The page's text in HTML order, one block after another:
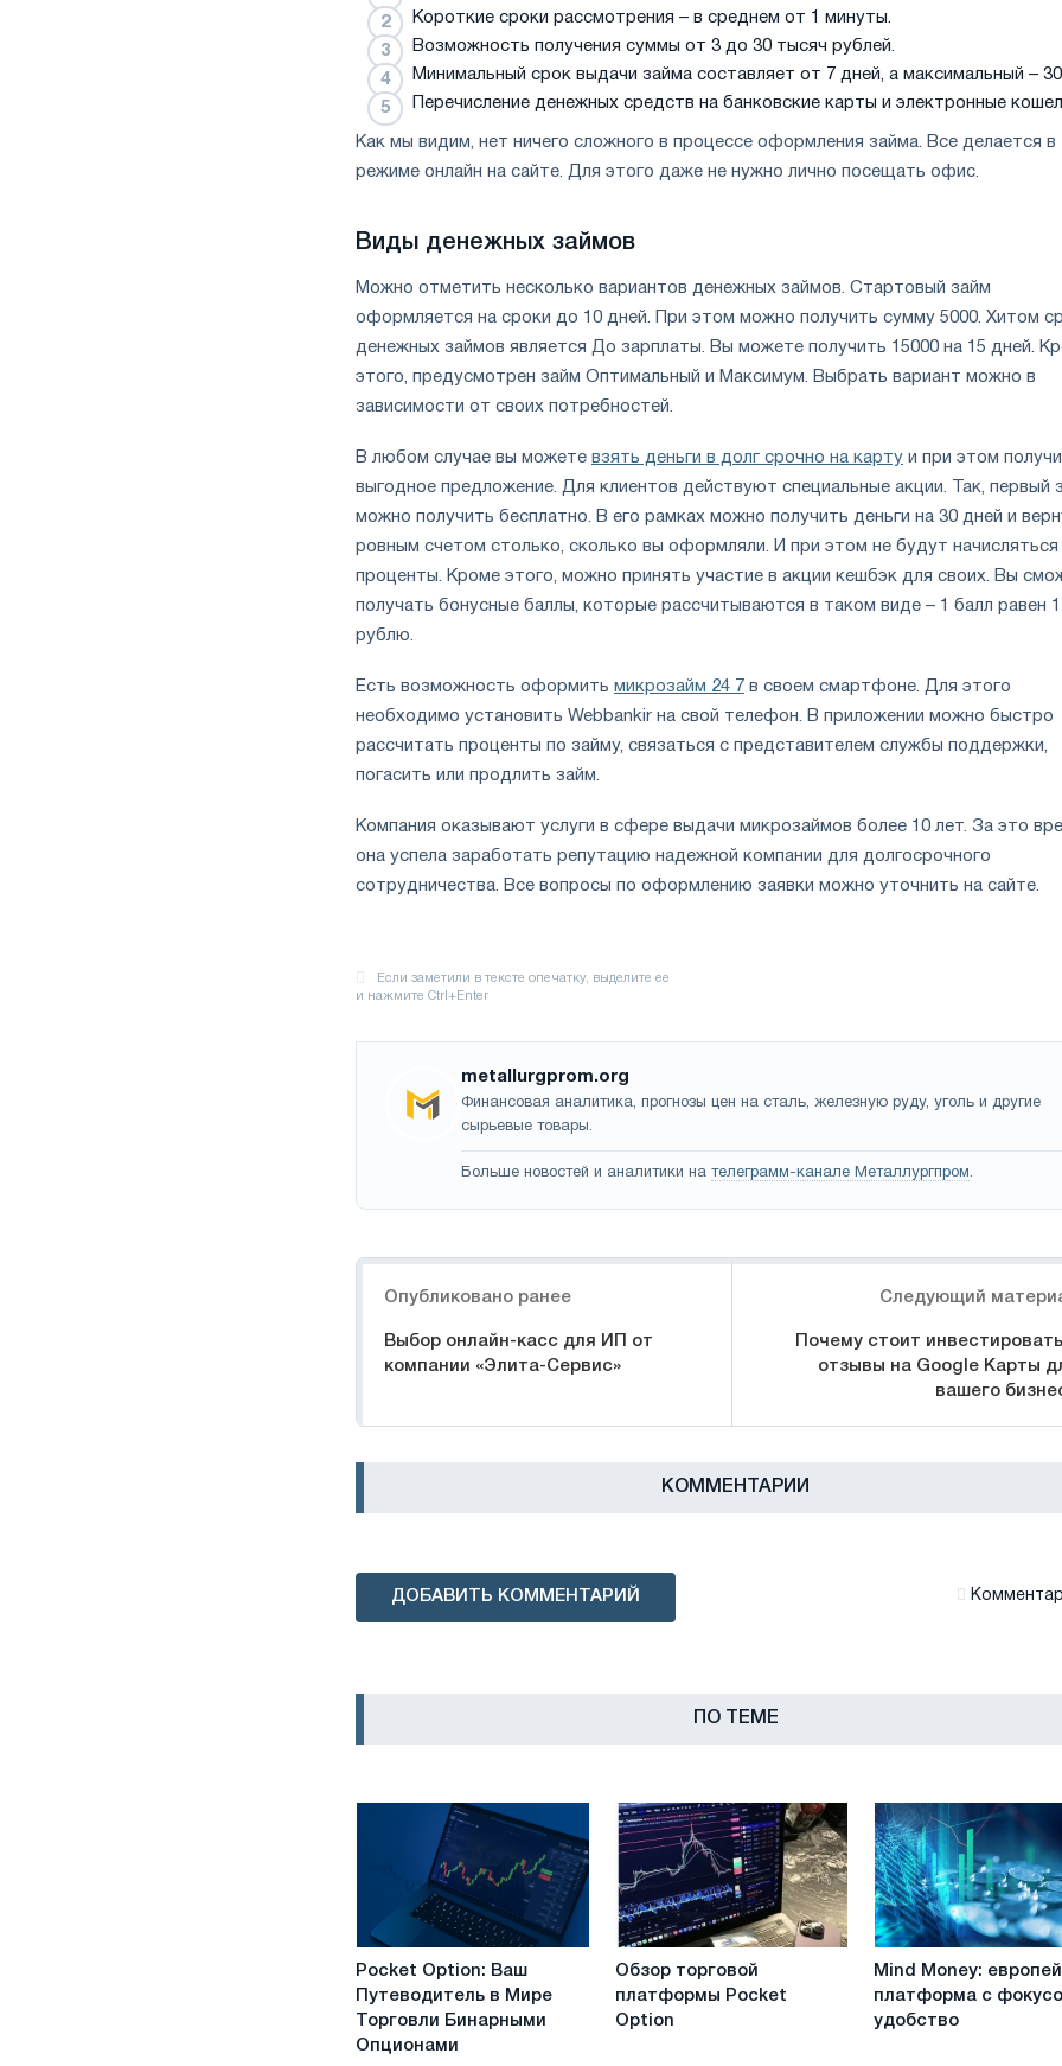
Короткие сроки рассмотрения – в среднем от 1 минуты.
Возможность получения суммы от 3 до 30 тысяч рублей.
Минимальный срок выдачи займа составляет от 7 дней, а максимальный –
Перечисление денежных средств на банковские карты и электронные
Как мы видим, нет ничего сложного в процессе оформления займа. Все делается в
режиме онлайн на сайте. Для этого даже не нужно лично посещать офис.
Виды денежных займов
Можно отметить несколько вариантов денежных займов. Стартовый займ
оформляется на сроки до 10 дней. При этом можно получить сумму 5000. Хитом
денежных займов является До зарплаты. Вы можете получить 15000 на 15 дней.
этого, предусмотрен займ Оптимальный и Максимум. Выбрать вариант можно в
зависимости от своих потребностей.
В любом случае вы можете взять деньги в долг срочно на карту и при этом
выгодное предложение. Для клиентов действуют специальные акции. Так, первый
можно получить бесплатно. В его рамках можно получить деньги на 30 дней и
ровным счетом столько, сколько вы оформляли. И при этом не будут начисляться
проценты. Кроме этого, можно принять участие в акции кешбэк для своих. Вы
получать бонусные баллы, которые рассчитываются в таком виде – 1 балл равен 1
рублю.
Есть возможность оформить микрозайм 24 7 в своем смартфоне. Для этого
необходимо установить Webbankir на свой телефон. В приложении можно быстро
рассчитать проценты по займу, связаться с представителем службы поддержки,
погасить или продлить займ.
Компания оказывают услуги в сфере выдачи микрозаймов более 10 лет. За это
она успела заработать репутацию надежной компании для долгосрочного
сотрудничества. Все вопросы по оформлению заявки можно уточнить на сайте.
metallurgprom.org
Финансовая аналитика, прогнозы цен на сталь, железную руду, уголь и другие
сырьевые товары.
Больше новостей и аналитики на телеграмм-канале Металлургпром.
Опубликовано ранее
Выбор онлайн-касс для ИП от
компании «Элита-Сервис»
Следующий
Почему стоит
отзывы на Google Карты
вашего
КОММЕНТАРИИ
ДОБАВИТЬ КОММЕНТАРИЙ
ПО ТЕМЕ
Ваш
Путеводитель
Pocket Option: Ваш
Путеводитель в Мире
Торговли Бинарными
Опционами
торговой
платформы
Pocket
Обзор торговой
платформы Pocket
Option
европейская
платформа
Mind Money:
платформа с
удобство